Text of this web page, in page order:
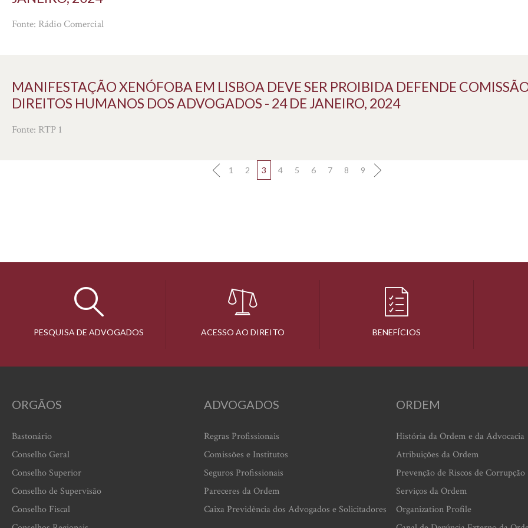
Fonte: Rádio Comercial
MANIFESTAÇÃO XENÓFOBA EM LISBOA DEVE SER PROIBIDA DEFENDE
DIREITOS HUMANOS DOS ADVOGADOS - 24 DE JANEIRO, 2024
Fonte: RTP 1
1 2 3 4 5 6 7 8 9
PESQUISA DE ADVOGADOS ACESSO AO DIREITO BENEFÍCIOS
ORGÃOS
Bastonário
Conselho Geral
Conselho Superior
Conselho de Supervisão
Conselho Fiscal
ADVOGADOS
Regras Profissionais
Comissões e Institutos
Seguros Profissionais
Pareceres da Ordem
Caixa Previdência dos Advogados e Solicitadores
ORDEM
História da Ordem e da Advocacia
Atribuições da Ordem
Prevenção de Riscos de Corrupção
Serviços da Ordem
Organization Profile